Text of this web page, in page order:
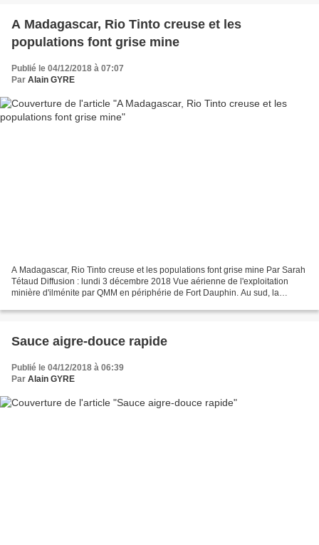
A Madagascar, Rio Tinto creuse et les
populations font grise mine
Publié le 04/12/2018 à 07:07
Par Alain GYRE
A Madagascar, Rio Tinto creuse et les populations font grise mine Par Sarah
Tétaud Diffusion : lundi 3 décembre 2018 Vue aérienne de l'exploitation
minière d'ilménite par QMM en périphérie de Fort Dauphin. Au sud, la
Sauce aigre-douce rapide
Publié le 04/12/2018 à 06:39
Par Alain GYRE